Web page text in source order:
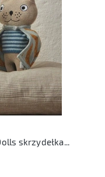
OYOY Butterfly Costume for Dolls skrzydełka dla lalki